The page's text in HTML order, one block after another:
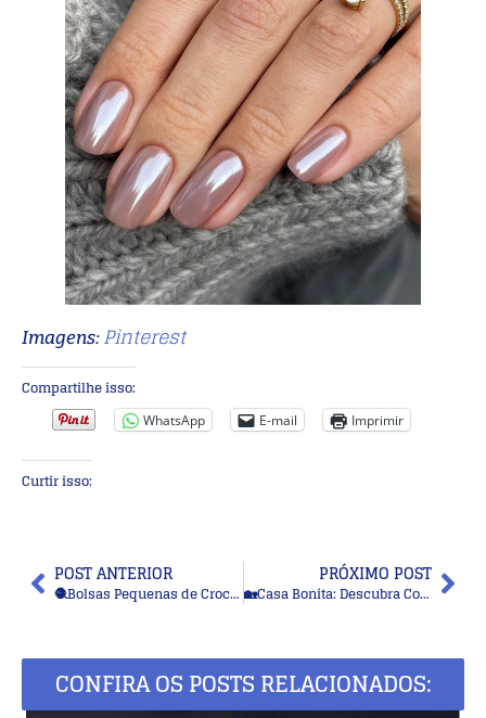
Imagens:Pinterest
Compartilhe isso:
WhatsApp E-mail Imprimir
Curtir isso:
POST ANTERIOR
🧶Bolsas Pequenas de Crochê: 14 Modelos Lindos, Versáteis e Fáceis de Fazer
PRÓXIMO POST
🏡Casa Bonita: Descubra Como Cortinas Diferenciadas Podem Renovar sua Decoração
CONFIRA OS POSTS RELACIONADOS: